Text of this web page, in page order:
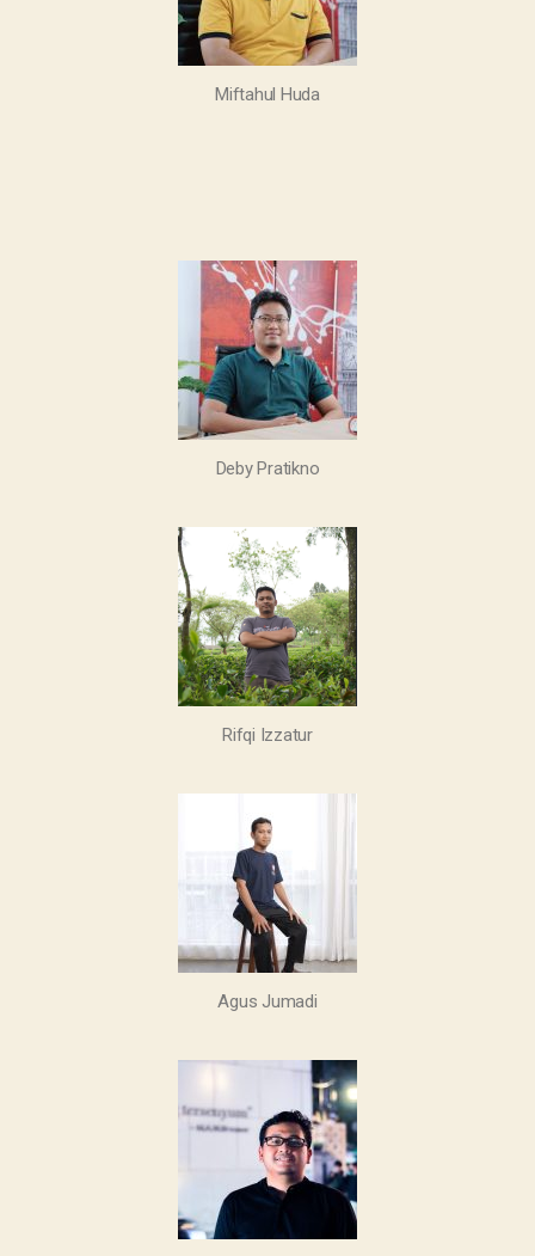
Miftahul Huda
Deby Pratikno
Rifqi Izzatur
Agus Jumadi